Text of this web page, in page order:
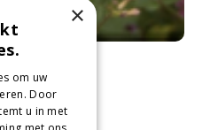
pallida
×
om uw
Door
u in met